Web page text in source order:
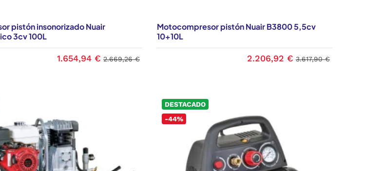
pistón insonorizado Nuair
3cv 100L
1.654,94 € 2.669,26 €
Motocompresor pistón Nuair B3800 5,5cv
10+10L
2.206,92 € 3.617,90 €
DESTACADO
-44%